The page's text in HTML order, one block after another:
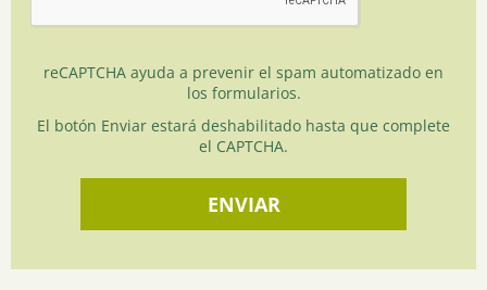
reCAPTCHA ayuda a prevenir el spam automatizado en
los formularios.
El botón Enviar estará deshabilitado hasta que complete
el CAPTCHA.